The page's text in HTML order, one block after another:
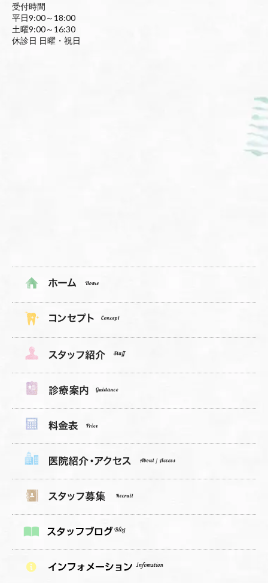
受付時間
平日9:00～18:00
土曜9:00～16:30
休診日 日曜・祝日